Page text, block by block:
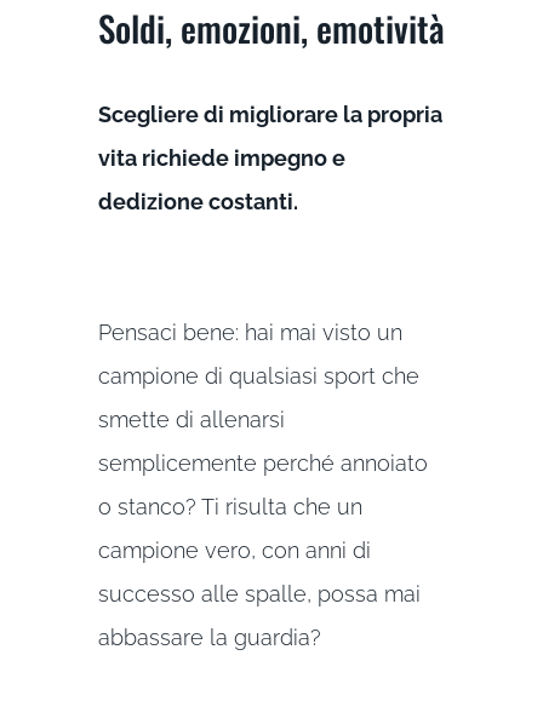
Soldi, emozioni, emotività
Scegliere di migliorare la propria
vita richiede impegno e
dedizione costanti.
Pensaci bene: hai mai visto un
campione di qualsiasi sport che
smette di allenarsi
semplicemente perché annoiato
o stanco? Ti risulta che un
campione vero, con anni di
successo alle spalle, possa mai
abbassare la guardia?